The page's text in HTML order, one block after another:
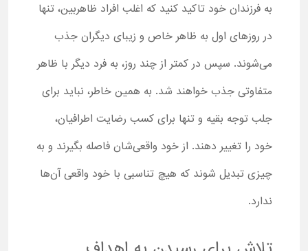
به فرزندان خود تاکید کنید که اغلب افراد ظاهربین، تنها
در روزهای اول به ظاهر خاص و زیبای دیگران جذب
می‌شوند. سپس در کمتر از چند روز، به فرد دیگر با ظاهر
متفاوتی جذب خواهند شد. به همین خاطر، نباید برای
جلب توجه بقیه و تنها برای کسب رضایت اطرافیان،
خود را تغییر دهند. از خود واقعی‌شان فاصله بگیرند و به
چیزی تبدیل شوند که هیچ تناسبی با خود واقعی آن‌ها
ندارد.